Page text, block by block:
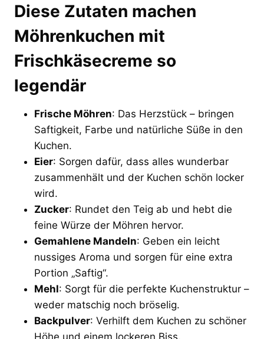
Diese Zutaten machen
Möhrenkuchen mit
Frischkäsecreme so
legendär
Frische Möhren: Das Herzstück – bringen
Saftigkeit, Farbe und natürliche Süße in den
Kuchen.
Eier: Sorgen dafür, dass alles wunderbar
zusammenhält und der Kuchen schön locker
wird.
Zucker: Rundet den Teig ab und hebt die
feine Würze der Möhren hervor.
Gemahlene Mandeln: Geben ein leicht
nussiges Aroma und sorgen für eine extra
Portion „Saftig“.
Mehl: Sorgt für die perfekte Kuchenstruktur –
weder matschig noch bröselig.
Backpulver: Verhilft dem Kuchen zu schöner
Höhe und einem lockeren Biss.